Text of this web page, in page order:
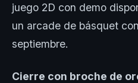
juego 2D con demo
un arcade de básquet
septiembre.
Cierre con broche de